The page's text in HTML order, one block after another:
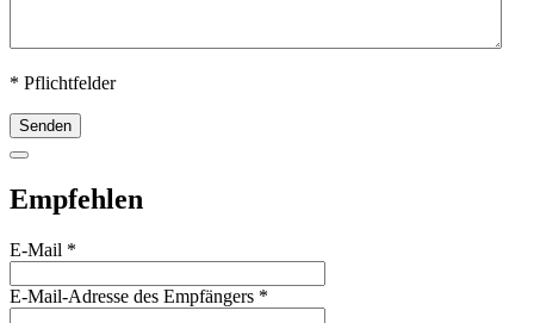
* Pflichtfelder
Senden
Empfehlen
E-Mail *
E-Mail-Adresse des Empfängers *